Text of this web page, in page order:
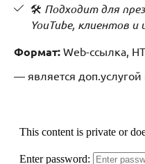
🛠 Подходит для
YouTube, клиентов и
Формат: Web-ссылка,
— является доп.услугой